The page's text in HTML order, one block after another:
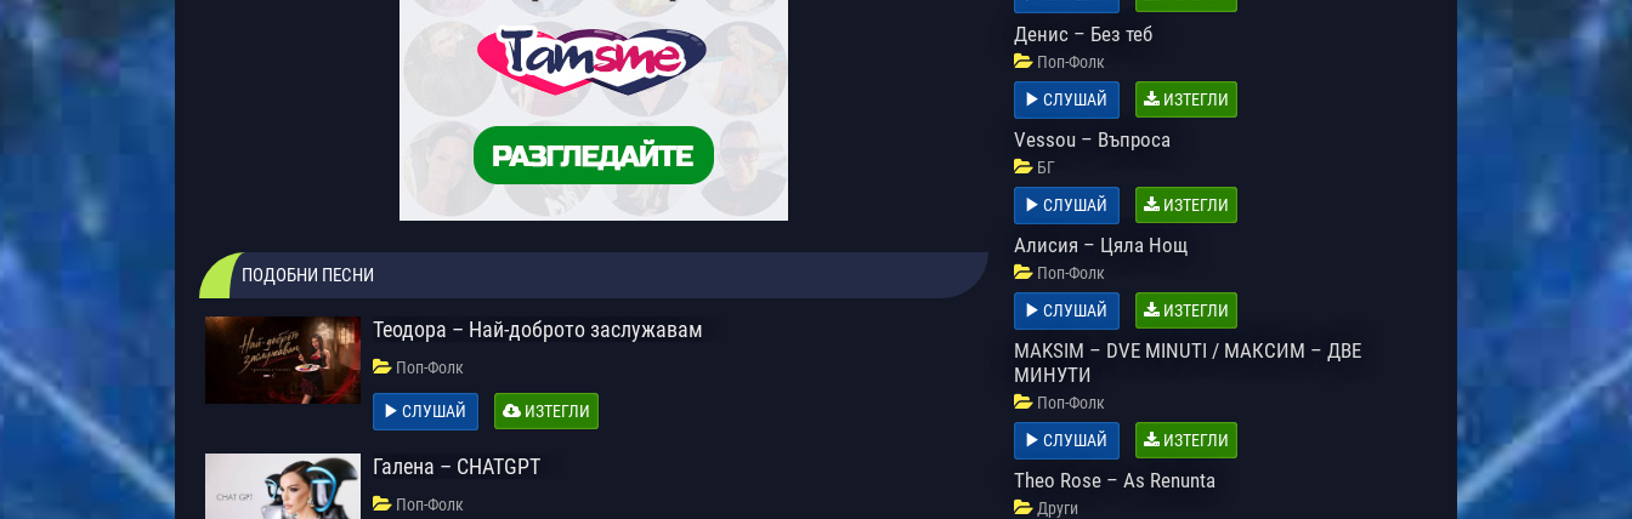
ПОДОБНИ ПЕСНИ
Теодора – Най-доброто заслужавам
Поп-Фолк
СЛУШАЙ ИЗТЕГЛИ
Галена – CHATGPT
Поп-Фолк
Денис – Без теб
Поп-Фолк
СЛУШАЙ
ИЗТЕГЛИ
Vessou – Въпроса
БГ
СЛУШАЙ
ИЗТЕГЛИ
Алисия – Цяла Нощ
Поп-Фолк
СЛУШАЙ
ИЗТЕГЛИ
MAKSIM – DVE MINUTI / МАКСИМ – ДВЕ
МИНУТИ
Поп-Фолк
СЛУШАЙ
ИЗТЕГЛИ
Theo Rose – As Renunta
Други